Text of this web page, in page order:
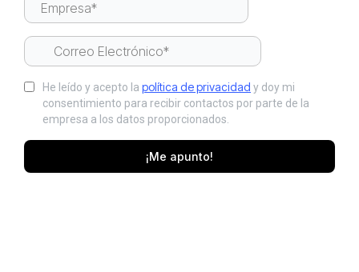
He leído y acepto la política de privacidad y doy mi
consentimiento para recibir contactos por parte de la
empresa a los datos proporcionados.
¡Me apunto!